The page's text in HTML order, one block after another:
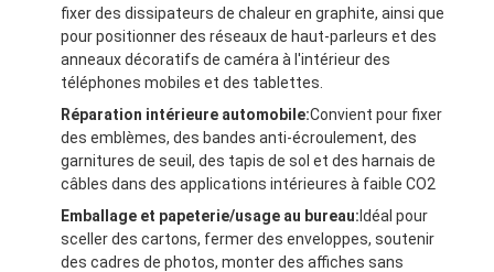
Au sujet de nous
Visite d'usine
Contrôle de qualité
Contactez-nous
Bande adhésive d'isolation
fixer des dissipateurs de chaleur en graphite, ainsi que
pour positionner des réseaux de haut-parleurs et des
anneaux décoratifs de caméra à l'intérieur des
téléphones mobiles et des tablettes.
Réparation intérieure automobile:Convient pour fixer
des emblèmes, des bandes anti-écroulement, des
garnitures de seuil, des tapis de sol et des harnais de
câbles dans des applications intérieures à faible CO2
Emballage et papeterie/usage au bureau: Idéal pour
sceller des cartons, fermer des enveloppes, soutenir
des cadres de photos, monter des affiches sans